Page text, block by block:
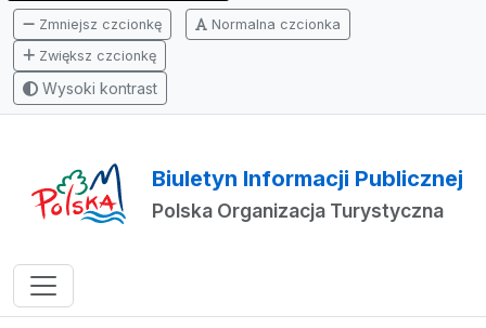
Zmniejsz czcionkę
Normalna czcionka
Zwiększ czcionkę
Wysoki kontrast
Biuletyn Informacji Publicznej
Polska Organizacja Turystyczna